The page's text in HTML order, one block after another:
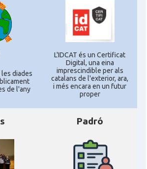
diades
de l'any
L'IDCAT és un Certificat
Digital, una eina
imprescindible per als
catalans de l'exterior, ara,
i més encara en un futur
proper
Padró